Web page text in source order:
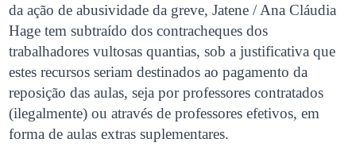
da ação de abusividade da greve, Jatene / Ana Cláudia
Hage tem subtraído dos contracheques dos
trabalhadores vultosas quantias, sob a justificativa que
estes recursos seriam destinados ao pagamento da
reposição das aulas, seja por professores contratados
(ilegalmente) ou através de professores efetivos, em
forma de aulas extras suplementares.